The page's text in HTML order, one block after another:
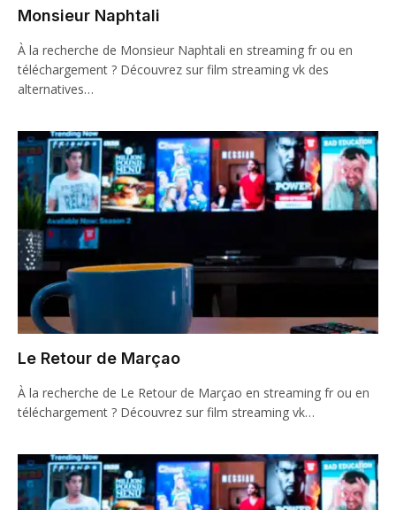
Monsieur Naphtali
À la recherche de Monsieur Naphtali en streaming fr ou en
téléchargement ? Découvrez sur film streaming vk des
alternatives…
Le Retour de Marçao
À la recherche de Le Retour de Marçao en streaming fr ou en
téléchargement ? Découvrez sur film streaming vk…